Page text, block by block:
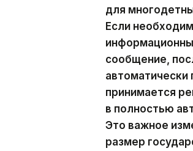
для
Если
сообщение,
автоматически
принимается
в полностью
Это важное
размер